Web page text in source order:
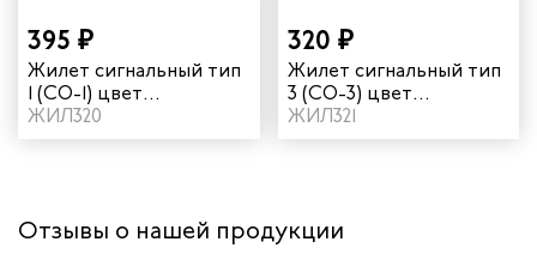
395 ₽
Жилет сигнальный тип
1 (СО-1) цвет
оранжевый
ЖИЛ320
320 ₽
Жилет сигнальный тип
3 (СО-3) цвет
оранжевый
ЖИЛ321
Отзывы о нашей продукции